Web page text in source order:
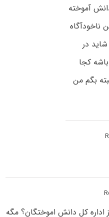
آموخته
ناخودآگاه
در
کجا
بگم من
اداره کل دانش اموختگان؟ مگه